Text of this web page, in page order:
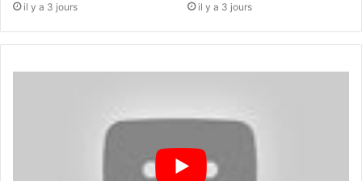
il y a 3 jours il y a 3 jours